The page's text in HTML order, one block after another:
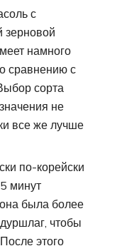
с
зерновой
намного
сравнению с
сорта
не
все же лучше
по-корейски
минут
была более
чтобы
этого